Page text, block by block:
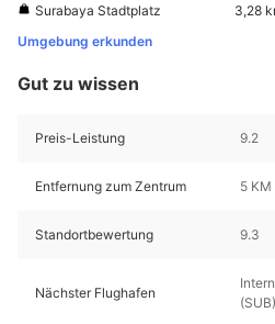
Surabaya Stadtplatz
3,28
Umgebung erkunden
Gut zu wissen
Preis-Leistung 9.2
Entfernung zum Zentrum 5 KM
Standortbewertung 9.3
Nächster Flughafen
(SUB)